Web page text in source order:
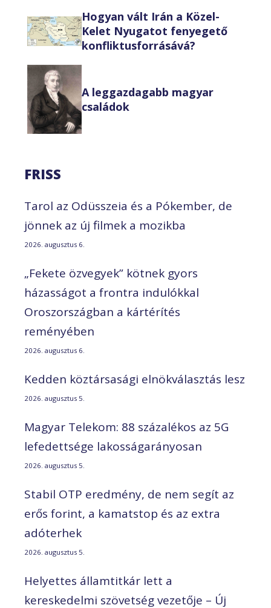
Hogyan vált Irán a Közel-
Kelet Nyugatot fenyegető
konfliktusforrásává?
A leggazdagabb magyar
családok
FRISS
Tarol az Odüsszeia és a Pókember, de
jönnek az új filmek a mozikba
2026. augusztus 6.
„Fekete özvegyek” kötnek gyors
házasságot a frontra indulókkal
Oroszországban a kártérítés
reményében
2026. augusztus 6.
Kedden köztársasági elnökválasztás lesz
2026. augusztus 5.
Magyar Telekom: 88 százalékos az 5G
lefedettsége lakosságarányosan
2026. augusztus 5.
Stabil OTP eredmény, de nem segít az
erős forint, a kamatstop és az extra
adóterhek
2026. augusztus 5.
Helyettes államtitkár lett a
kereskedelmi szövetség vezetője – Új